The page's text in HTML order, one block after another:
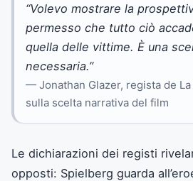
“Volevo mostrare la
permesso che tutto ciò
quella delle vittime. È una
necessaria.”
— Jonathan Glazer, regista de La
sulla scelta narrativa del film
Le dichiarazioni dei registi
opposti: Spielberg guarda